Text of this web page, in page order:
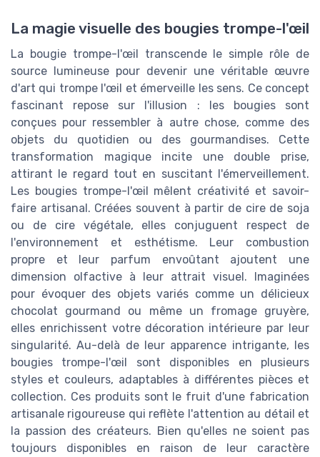
La magie visuelle des bougies trompe-l'œil
La bougie trompe-l'œil transcende le simple rôle de
source lumineuse pour devenir une véritable œuvre
d'art qui trompe l'œil et émerveille les sens. Ce concept
fascinant repose sur l'illusion : les bougies sont
conçues pour ressembler à autre chose, comme des
objets du quotidien ou des gourmandises. Cette
transformation magique incite une double prise,
attirant le regard tout en suscitant l'émerveillement.
Les bougies trompe-l'œil mêlent créativité et savoir-
faire artisanal. Créées souvent à partir de cire de soja
ou de cire végétale, elles conjuguent respect de
l'environnement et esthétisme. Leur combustion
propre et leur parfum envoûtant ajoutent une
dimension olfactive à leur attrait visuel. Imaginées
pour évoquer des objets variés comme un délicieux
chocolat gourmand ou même un fromage gruyère,
elles enrichissent votre décoration intérieure par leur
singularité. Au-delà de leur apparence intrigante, les
bougies trompe-l'œil sont disponibles en plusieurs
styles et couleurs, adaptables à différentes pièces et
collection. Ces produits sont le fruit d'une fabrication
artisanale rigoureuse qui reflète l'attention au détail et
la passion des créateurs. Bien qu'elles ne soient pas
toujours disponibles en raison de leur caractère